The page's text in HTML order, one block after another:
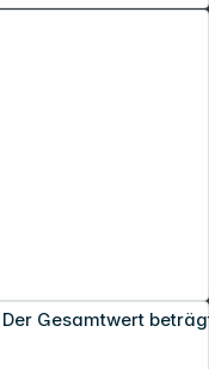
Gesamtwert